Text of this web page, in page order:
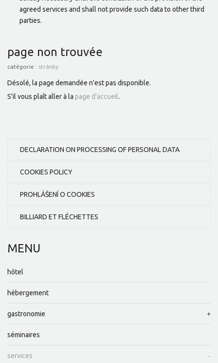
agreed services and shall not provide such data to other third
parties.
page non trouvée
catégorie : stránky
Désolé, la page demandée n'est pas disponible.
S'il vous plaît aller à la page d'accueil.
DECLARATION ON PROCESSING OF PERSONAL DATA
COOKIES POLICY
PROHLÁŠENÍ O COOKIES
BILLIARD ET FLÉCHETTES
MENU
hôtel
hébergement
gastronomie
séminaires
services